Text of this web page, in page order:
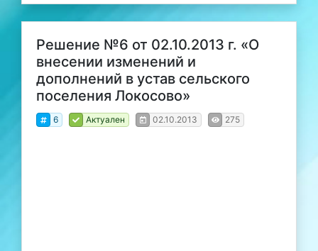
Решение №6 от 02.10.2013 г. «О
внесении изменений и
дополнений в устав сельского
поселения Локосово»
6 Актуален 02.10.2013 275